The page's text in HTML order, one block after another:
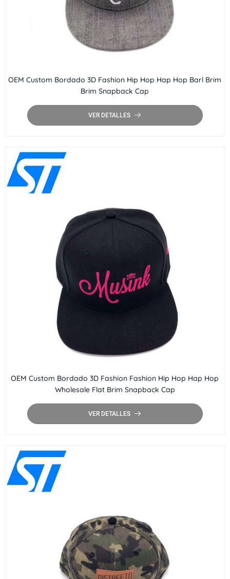
OEM Custom Bordado 3D Fashion Hip Hop Hap Hop Barl Brim
Brim Snapback Cap
VER DETALLES
OEM Custom Bordado 3D Fashion Fashion Hip Hop Hap Hop
Wholesale Flat Brim Snapback Cap
VER DETALLES